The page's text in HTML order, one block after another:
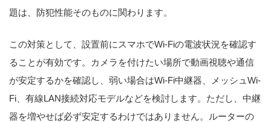
題は、防犯性能そのものに関わります。
この対策として、設置前にスマホでWi-Fiの電波状況を確認す
ることが有効です。カメラを付けたい場所で動画視聴や通信
が安定するかを確認し、弱い場合はWi-Fi中継器、メッシュWi-
Fi、有線LAN接続対応モデルなどを検討します。ただし、中継
器を増やせば必ず安定するわけではありません。ルーターの